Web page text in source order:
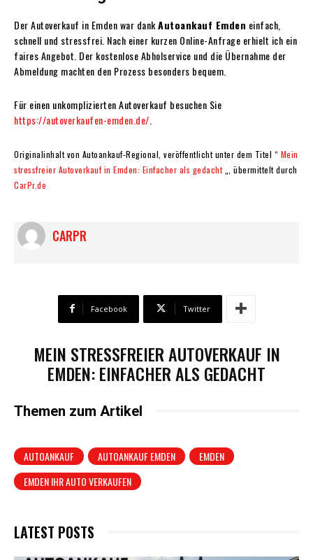
Der Autoverkauf in Emden war dankAutoankauf Emden einfach,
schnell und stressfrei. Nach einer kurzen Online-Anfrage erhielt ich ein
faires Angebot. Der kostenlose Abholservice und die Übernahme der
Abmeldung machten den Prozess besonders bequem.
Für einen unkomplizierten Autoverkauf besuchen Sie
https://autoverkaufen-emden.de/
Originalinhalt von Autoankauf-Regional, veröffentlicht unter dem Titel “ Mein
stressfreier Autoverkauf in Emden: Einfacher als gedacht„, übermittelt durch
CarPr.de
CARPR
Facebook Twitter
MEIN STRESSFREIER AUTOVERKAUF IN
EMDEN: EINFACHER ALS GEDACHT
Themen zum Artikel
AUTOANKAUF AUTOANKAUF EMDEN
EMDEN
EMDEN IHR AUTO VERKAUFEN
LATEST POSTS